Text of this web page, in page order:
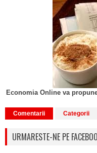
Economia Online va
Comentarii Categorii
URMARESTE-NE PE